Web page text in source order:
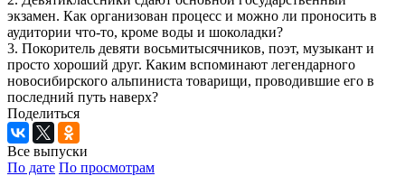
экзамен. Как организован процесс и можно ли проносить в
аудитории что-то, кроме воды и шоколадки?
3. Покоритель девяти восьмитысячников, поэт, музыкант и
просто хороший друг. Каким вспоминают легендарного
новосибирского альпиниста товарищи, проводившие его в
последний путь наверх?
Поделиться
Все выпуски
По дате По просмотрам